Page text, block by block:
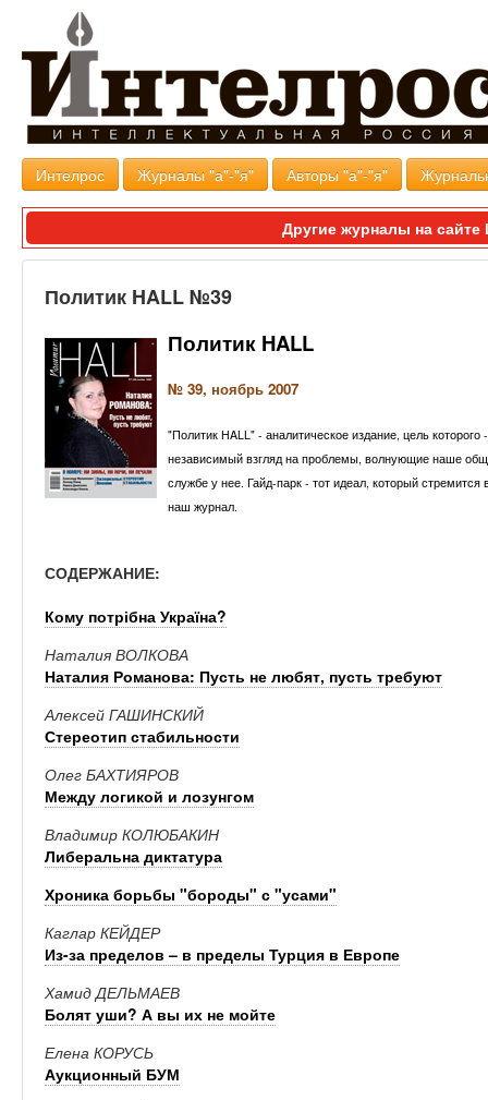
Интелрос Журналы "а"-"я" Авторы "а"-"я"
Другие журналы на
Политик HALL №39
Политик HALL
№ 39, ноябрь 2007
"Политик HALL" - аналитическое издание, цель
независимый взгляд на проблемы, волнующие наше
службе у нее. Гайд-парк - тот идеал, который
наш журнал.
СОДЕРЖАНИЕ:
Кому потрібна Україна?
Наталия ВОЛКОВА
Наталия Романова: Пусть не любят, пусть требуют
Алексей ГАШИНСКИЙ
Стереотип стабильности
Олег БАХТИЯРОВ
Между логикой и лозунгом
Владимир КОЛЮБАКИН
Либеральна диктатура
Хроника борьбы "бороды" с "усами"
Каглар КЕЙДЕР
Из-за пределов – в пределы Турция в Европе
Хамид ДЕЛЬМАЕВ
Болят уши? А вы их не мойте
Елена КОРУСЬ
Аукционный БУМ